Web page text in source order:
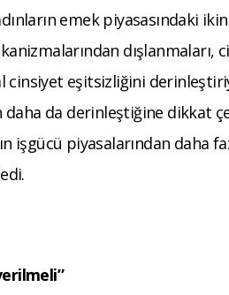
emek piyasasındaki
dışlanmaları,
eşitsizliğini
da derinleştiğine dikkat
işgücü piyasalarından daha